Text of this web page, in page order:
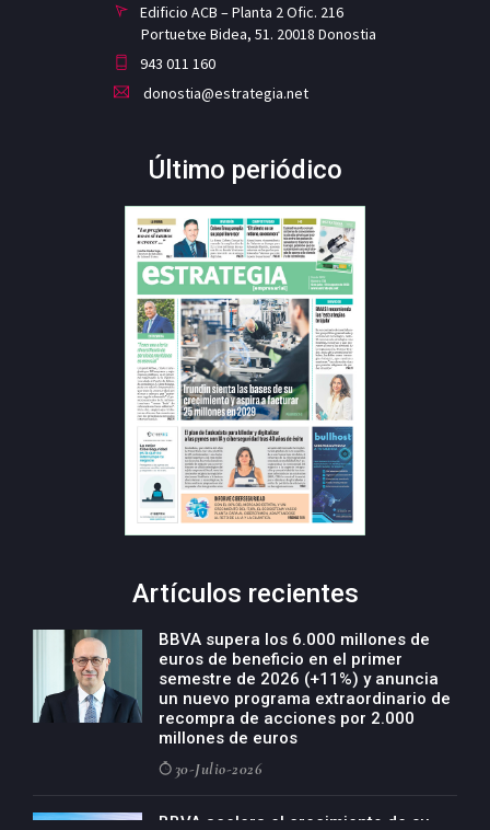
Edificio ACB – Planta 2 Ofic. 216
Portuetxe Bidea, 51. 20018 Donostia
943 011 160
donostia@estrategia.net
Último periódico
Artículos recientes
BBVA supera los 6.000 millones de
euros de beneficio en el primer
semestre de 2026 (+11%) y anuncia
un nuevo programa extraordinario de
recompra de acciones por 2.000
millones de euros
30-Julio-2026
BBVA acelera el crecimiento de su